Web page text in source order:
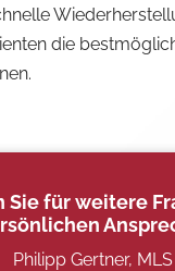
die
für weitere
Philipp Gertner, MLS